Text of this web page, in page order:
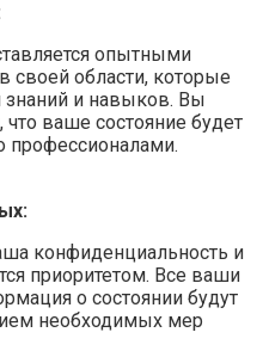
опытными
своей области, которые
и навыков. Вы
ваше состояние будет
профессионалами.
конфиденциальность и
приоритетом. Все ваши
о состоянии будут
необходимых мер